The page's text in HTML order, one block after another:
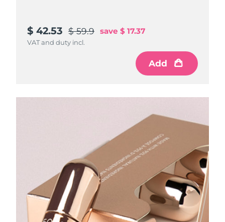
$ 42.53 $ 59.9 save $ 17.37
VAT and duty incl.
Add